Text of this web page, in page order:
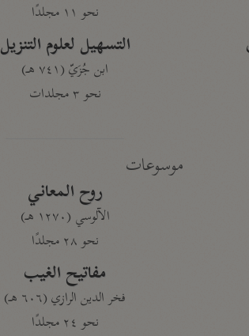
نحو ١١ مجلدًا
التسهيل لعلوم التنزيل
ابن جُزَيّ (٧٤١ هـ)
نحو ٣ مجلدات
موسوعات
روح المعاني
الآلوسي (١٢٧٠ هـ)
نحو ٢٨ مجلدًا
مفاتيح الغيب
فخر الدين الرازي (٦٠٦ هـ)
نحو ٢٤ مجلدًا